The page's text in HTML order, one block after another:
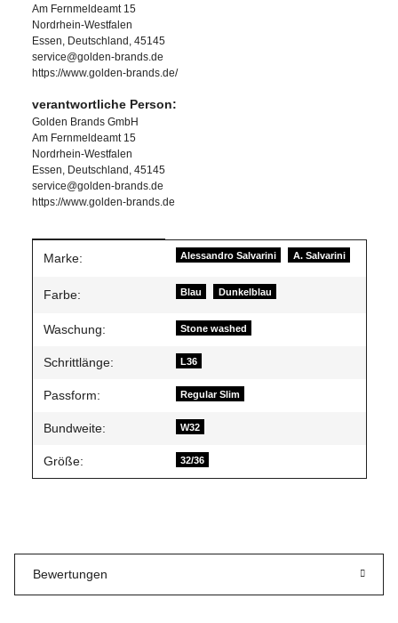
Am Fernmeldeamt 15
Nordrhein-Westfalen
Essen, Deutschland, 45145
service@golden-brands.de
https://www.golden-brands.de/
verantwortliche Person:
Golden Brands GmbH
Am Fernmeldeamt 15
Nordrhein-Westfalen
Essen, Deutschland, 45145
service@golden-brands.de
https://www.golden-brands.de
Produkteigenschaft
Wert
Marke: Alessandro Salvarini A. Salvarini
Farbe: Blau Dunkelblau
Waschung: Stone washed
Schrittlänge: L36
Passform: Regular Slim
Bundweite: W32
Größe: 32/36
Bewertungen